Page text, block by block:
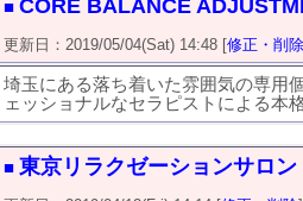
■ CORE BALANCE
更新日：2019/05/04(Sat) 14:48 [修正・削除
埼玉にある落ち着いた雰囲気の専用
ェッショナルなセラピストによる本
■ 東京リラクゼーションサロン